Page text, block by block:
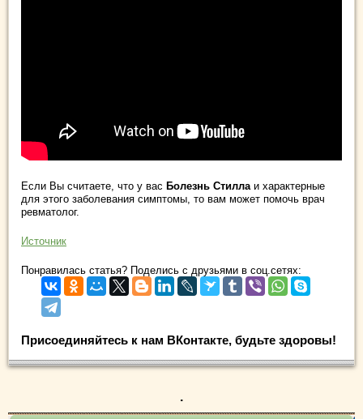
Если Вы считаете, что у вас Болезнь Стилла и характерные
для этого заболевания симптомы, то вам может помочь врач
ревматолог.
Источник
Понравилась статья? Поделись с друзьями в соц.сетях:
Присоединяйтесь к нам ВКонтакте, будьте здоровы!
.